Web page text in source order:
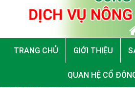
TRANG CHỦ GIỚI THIỆU
QUAN HỆ CỔ